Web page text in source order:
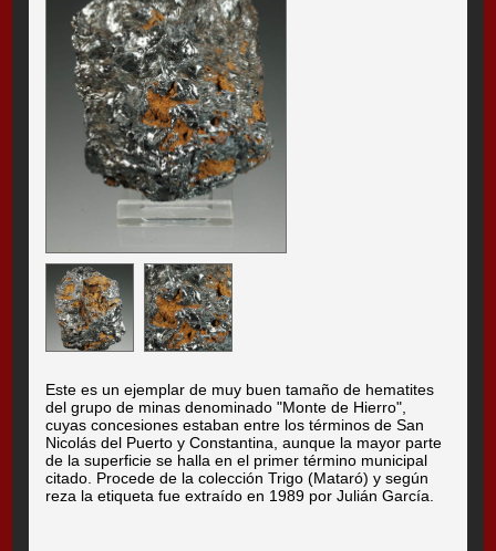
Este es un ejemplar de muy buen tamaño de hematites
del grupo de minas denominado "Monte de Hierro",
cuyas concesiones estaban entre los términos de San
Nicolás del Puerto y Constantina, aunque la mayor parte
de la superficie se halla en el primer término municipal
citado. Procede de la colección Trigo (Mataró) y según
reza la etiqueta fue extraído en 1989 por Julián García.